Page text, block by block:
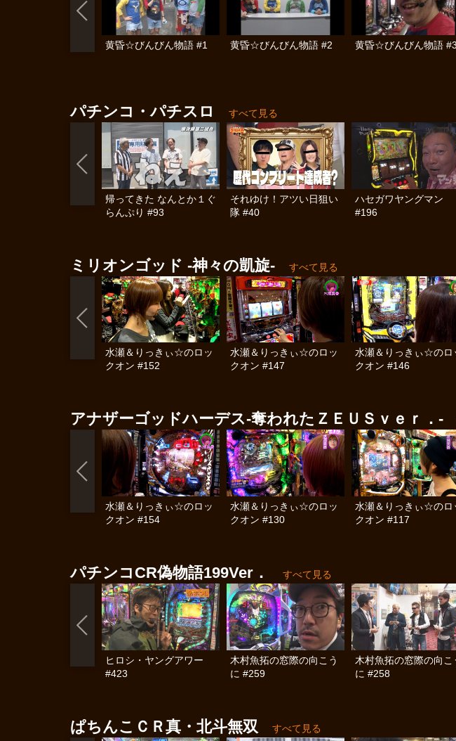
黄昏☆びんびん物語 #1 黄昏☆びんびん物語 #2 黄昏☆びんびん物語 #3
パチンコ・パチスロ すべて見る
帰ってきた なんとか１ぐ
らんぷり #93
それゆけ！アツい日狙い
隊 #40
ハセガワヤングマン
#196
ミリオンゴッド -神々の凱旋- すべて見る
水瀬＆りっきぃ☆のロッ
クオン #152
水瀬＆りっきぃ☆のロッ
クオン #147
水瀬＆りっきぃ☆のロ
クオン #146
アナザーゴッドハーデス-奪われたＺＥＵＳｖｅｒ．-
水瀬＆りっきぃ☆のロッ
クオン #154
水瀬＆りっきぃ☆のロッ
クオン #130
水瀬＆りっきぃ☆のロ
クオン #117
パチンコCR偽物語199Ver． すべて見る
ヒロシ・ヤングアワー
#423
木村魚拓の窓際の向こう
に #259
木村魚拓の窓際の向こ
に #258
ぱちんこＣＲ真・北斗無双 すべて見る